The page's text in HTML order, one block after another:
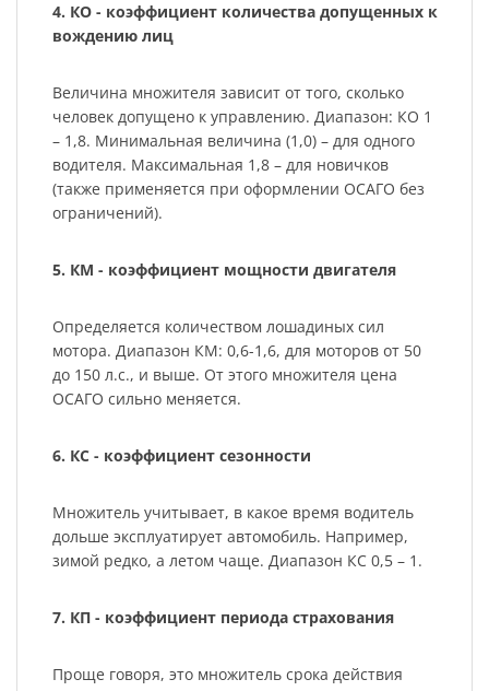
4. КО - коэффициент количества допущенных к
вождению лиц
Величина множителя зависит от того, сколько
человек допущено к управлению. Диапазон: КО 1
– 1,8. Минимальная величина (1,0) – для одного
водителя. Максимальная 1,8 – для новичков
(также применяется при оформлении ОСАГО без
ограничений).
5. КМ - коэффициент мощности двигателя
Определяется количеством лошадиных сил
мотора. Диапазон КМ: 0,6-1,6, для моторов от 50
до 150 л.с., и выше. От этого множителя цена
ОСАГО сильно меняется.
6. КС - коэффициент сезонности
Множитель учитывает, в какое время водитель
дольше эксплуатирует автомобиль. Например,
зимой редко, а летом чаще. Диапазон КС 0,5 – 1.
7. КП - коэффициент периода страхования
Проще говоря, это множитель срока действия